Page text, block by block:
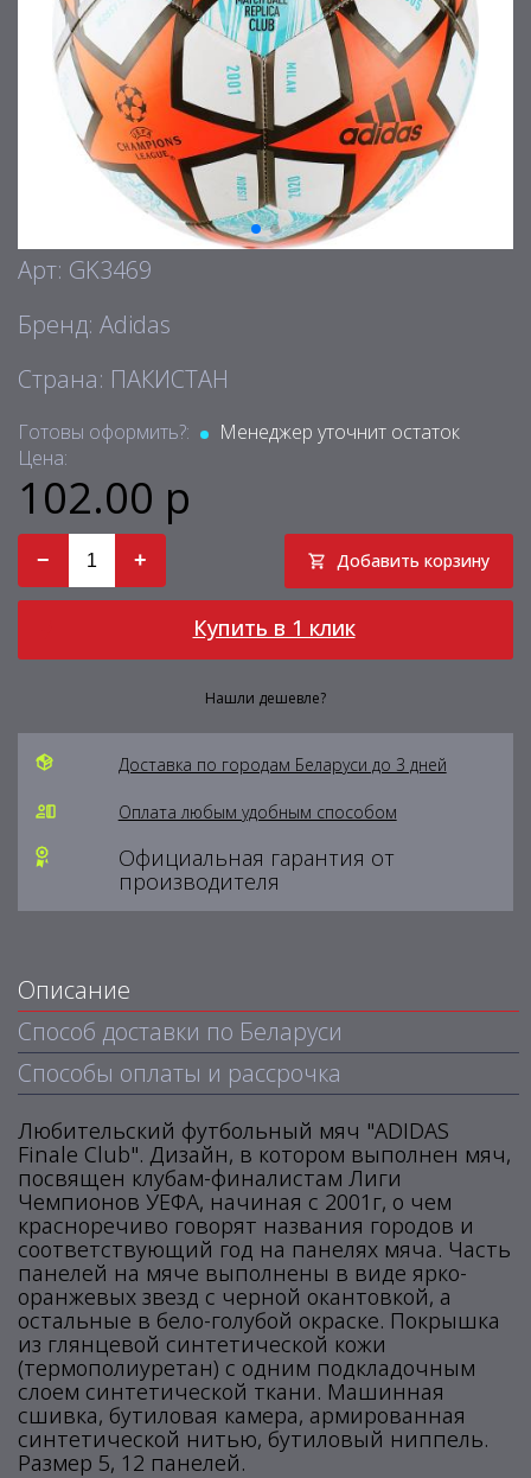
Арт: GK3469
Бренд: Adidas
Страна: ПАКИСТАН
Готовы оформить?:
Менеджер уточнит остаток
Цена:
102.00 р
− + Добавить корзину
Купить в 1 клик
Нашли дешевле?
Доставка по городам Беларуси до 3 дней
Оплата любым удобным способом
Официальная гарантия от
производителя
Описание
Способ доставки по Беларуси
Способы оплаты и рассрочка
Любительский футбольный мяч "ADIDAS
Finale Club". Дизайн, в котором выполнен мяч,
посвящен клубам-финалистам Лиги
Чемпионов УЕФА, начиная с 2001г, о чем
красноречиво говорят названия городов и
соответствующий год на панелях мяча. Часть
панелей на мяче выполнены в виде ярко-
оранжевых звезд с черной окантовкой, а
остальные в бело-голубой окраске. Покрышка
из глянцевой синтетической кожи
(термополиуретан) с одним подкладочным
слоем синтетической ткани. Машинная
сшивка, бутиловая камера, армированная
синтетической нитью, бутиловый ниппель.
Размер 5, 12 панелей.